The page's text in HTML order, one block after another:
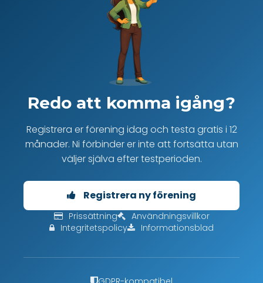
Redo att komma igång?
Registrera er förening idag och testa gratis i 12
månader. Ni förbinder er inte att fortsätta utan
väljer själva efter testperioden.
Registrera ny förening
Prissättning
Användningsvillkor
Integritetspolicy
Informationsblad